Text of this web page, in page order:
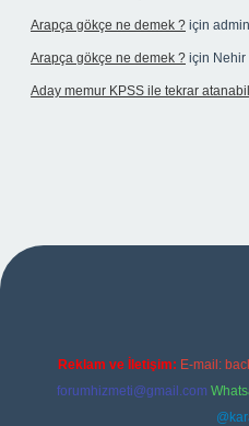
Arapça gökçe ne demek ? için admin
Arapça gökçe ne demek ? için Nehir
Aday memur KPSS ile tekrar
Reklam ve İletişim: E-mail:
forumhizmeti@gmail.com